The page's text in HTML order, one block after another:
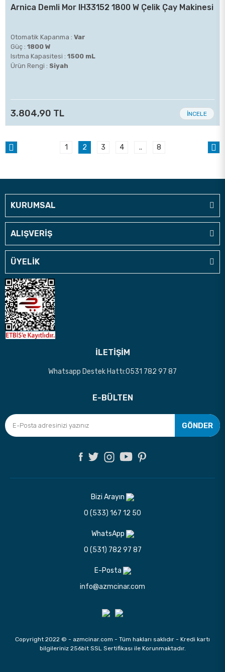
Arnica Demli Mor IH33152 1800 W Çelik Çay Makinesi
Otomatik Kapanma : Var
Güç : 1800 W
Isıtma Kapasitesi : 1500 mL
Ürün Rengi : Siyah
3.804,90 TL İNCELE
1 2 3 4 .. 8
KURUMSAL
ALIŞVERİŞ
ÜYELİK
İLETİŞİM
Whatsapp Destek Hattı:0531 782 97 87
E-BÜLTEN
GÖNDER
Bizi Arayın
0 (533) 167 12 50
WhatsApp
0 (531) 782 97 87
E-Posta
info@azmcinar.com
Copyright 2022 © - azmcinar.com - Tüm hakları saklıdır - Kredi kartı
bilgileriniz 256bit SSL Sertifikası ile Korunmaktadır.